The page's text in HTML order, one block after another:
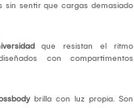
sin sentir que cargas demasiado
que resistan el ritmo
con compartimentos
brilla con luz propia. Son